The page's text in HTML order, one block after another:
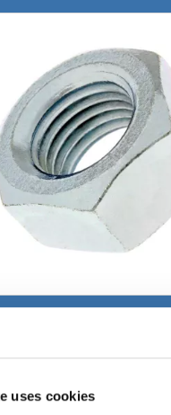
uses cookies